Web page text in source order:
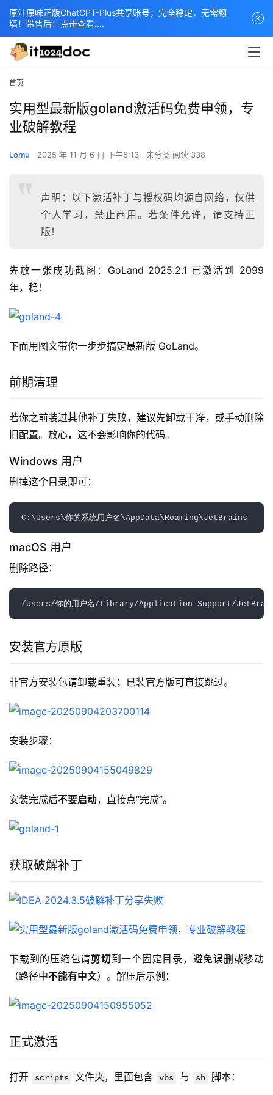
首页
实用型最新版goland激活码免费申领，专
业破解教程
Lomu 2025 年 11 月 6 日 下午5:13 未分类 阅读 338
声明：以下激活补丁与授权码均源自网络，仅供
个人学习，禁止商用。若条件允许，请支持正
版！
先放一张成功截图：GoLand 2025.2.1 已激活到 2099
年，稳！
下面用图文带你一步步搞定最新版 GoLand。
前期清理
若你之前装过其他补丁失败，建议先卸载干净，或手动删除
旧配置。放心，这不会影响你的代码。
Windows 用户
删掉这个目录即可：
macOS 用户
删除路径：
安装官方原版
非官方安装包请卸载重装；已装官方版可直接跳过。
安装步骤：
安装完成后不要启动，直接点“完成”。
获取破解补丁
下载到的压缩包请剪切到一个固定目录，避免误删或移动
（路径中不能有中文）。解压后示例：
正式激活
打开 scripts 文件夹，里面包含 vbs 与 sh 脚本：
原汁原味正版ChatGPT-Plus共享账号，完全稳定，无需翻
墙！带售后！点击查看....